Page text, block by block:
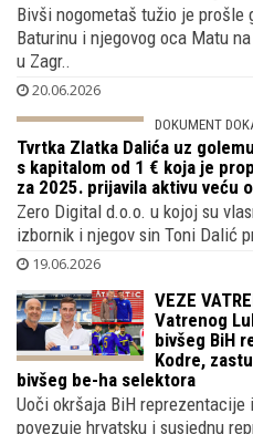
21.06.2026
odštete,
s kumom Darija Srne i tu ne
Bivši nogometaš tužio je prošle
Baturinu i njegovog oca Matu na
u Zagr..
20.06.2026
DOKUMENT
Tvrtka
posudila
koja je
2025. prijavila aktivu veću od
Zero Digital d.o.o. u kojoj su
izbornik i njegov sin Toni Dalić